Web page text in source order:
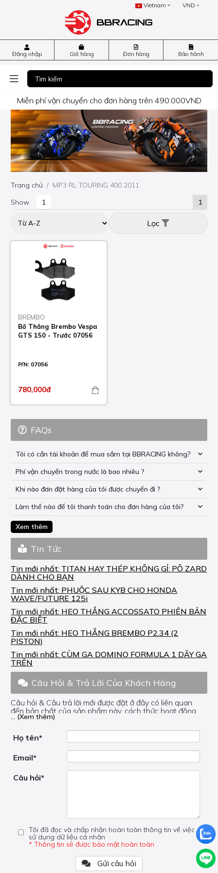
Vietnam VND
Đăng nhập Giỏ hàng Đơn hàng Bảo hành
Miễn phí vận chuyển cho đơn hàng trên 490.000VND
Trang chủ
MP3 RL TOURING 400 2011
Show
1
Lọc
BREMBO
Bố Thắng Brembo Vespa
GTS 150 - Trước 07056
P/N: 07056
780,000đ
FAQs
Tôi có cần tài khoản để mua sắm tại BBRACING không?
Phí vận chuyển trong nước là bao nhiêu ?
Khi nào đơn đặt hàng của tôi được chuyển đi ?
Làm thế nào để tôi thanh toán cho đơn hàng của tôi?
Xem thêm
Tin Tức
Tin mới nhất: TITAN HAY THÉP KHÔNG GỈ: PÔ ZARD
DÀNH CHO BẠN
Tin mới nhất: PHUỘC SAU KYB CHO HONDA
WAVE/FUTURE 125i
Tin mới nhất: HEO THẮNG ACCOSSATO PHIÊN BẢN
ĐẶC BIỆT
Tin mới nhất: HEO THẮNG BREMBO P2.34 (2
PISTON)
Tin mới nhất:CÙM GA DOMINO FORMULA 1 DÂY GA
TRÊN
Câu Hỏi & Trả Lời Của Khách Hàng
Câu hỏi & Câu trả lời mới được đặt ở đây có liên quan
đến bản chất của sản phẩm này, cách thức hoạt động,
nơi hoạt động, liệu nó có hữu ích không, v.v.
câu hỏi của bạn ở đây mà bên trong trang đó.
... (Xem thêm)
Họ tên*
Email*
Câu hỏi*
Tôi đã đọc và chấp nhận hoàn toàn thông tin về việc
sử dụng dữ liệu cá nhân
* Thông tin sẽ được bảo mật hoàn toàn
Gửi câu hỏi